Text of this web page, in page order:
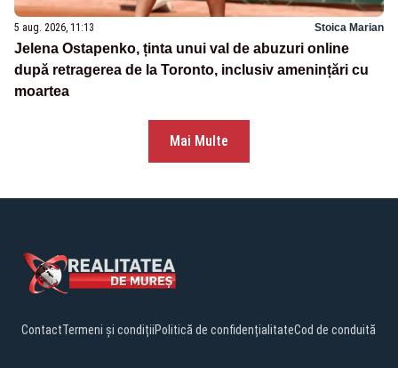
5 aug. 2026, 11:13 Stoica Marian
Jelena Ostapenko, ținta unui val de abuzuri online
după retragerea de la Toronto, inclusiv amenințări cu
moartea
Mai Multe
ContactTermeni și condițiiPolitică de confidențialitateCod de conduită